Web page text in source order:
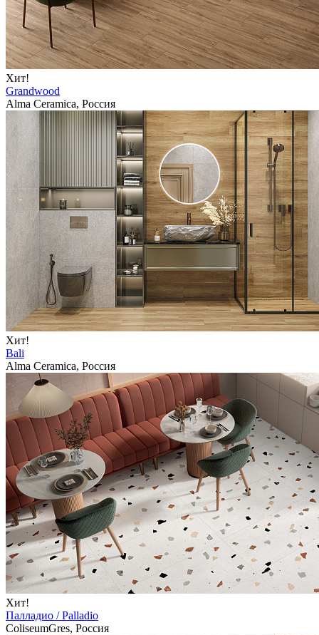
Хит!
Grandwood
Alma Ceramica, Россия
Хит!
Bali
Alma Ceramica, Россия
Хит!
Палладио / Palladio
ColiseumGres, Россия